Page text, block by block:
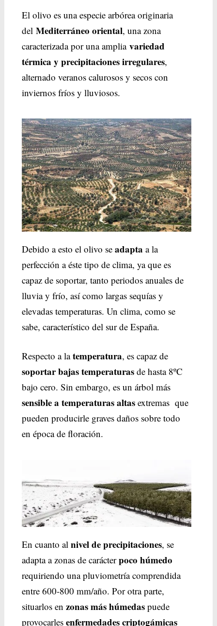
El olivo es una especie arbórea originaria
del Mediterráneo oriental, una zona
caracterizada por una amplia variedad
térmica y precipitaciones irregulares,
alternado veranos calurosos y secos con
inviernos fríos y lluviosos.
Debido a esto el olivo se adapta a la
perfección a éste tipo de clima, ya que es
capaz de soportar, tanto periodos anuales de
lluvia y frío, así como largas sequías y
elevadas temperaturas. Un clima, como se
sabe, característico del sur de España.
Respecto a latemperatura, es capaz de
soportar bajas temperaturasde hasta 8ºC
bajo cero. Sin embargo, es un árbol más
sensible a temperaturas altasextremas que
pueden producirle graves daños sobre todo
en época de floración.
En cuanto al nivel de precipitaciones, se
adapta a zonas de carácterpoco húmedo
requiriendo una pluviometría comprendida
entre 600-800 mm/año. Por otra parte,
situarlos en zonas más húmedaspuede
provocarles enfermedadescriptogámicas